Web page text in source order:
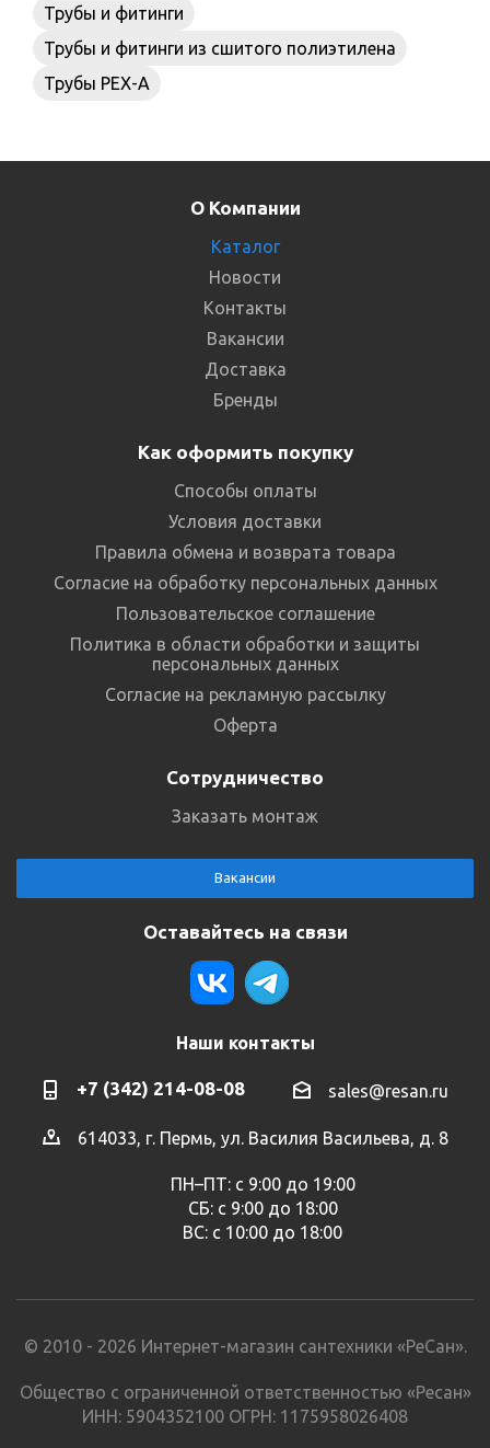
Трубы и фитинги
Трубы и фитинги из сшитого полиэтилена
Трубы PEX-A
О Компании
Каталог
Новости
Контакты
Вакансии
Доставка
Бренды
Как оформить покупку
Способы оплаты
Условия доставки
Правила обмена и возврата товара
Согласие на обработку персональных данных
Пользовательское соглашение
Политика в области обработки и защиты
персональных данных
Согласие на рекламную рассылку
Оферта
Сотрудничество
Заказать монтаж
Вакансии
Оставайтесь на связи
Наши контакты
+7 (342) 214-08-08 sales@resan.ru
614033, г. Пермь, ул. Василия Васильева, д. 8
ПН–ПТ: с 9:00 до 19:00
СБ: с 9:00 до 18:00
ВС: с 10:00 до 18:00
© 2010 - 2026 Интернет-магазин сантехники «РеСан».
Общество с ограниченной ответственностью «Ресан»
ИНН: 5904352100 ОГРН: 1175958026408